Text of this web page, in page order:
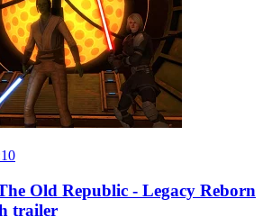
Old Republic - Legacy Reborn
trailer